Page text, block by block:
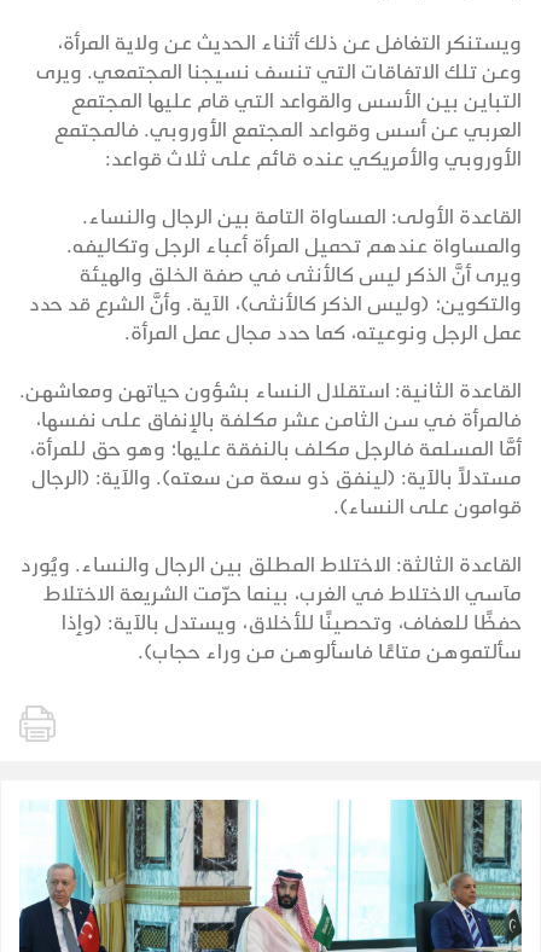
ويستنكر التغافل عن ذلك أثناء الحديث عن ولاية المرأة،
وعن تلك الاتفاقات التي تنسف نسيجنا المجتمعي. ويرى
التباين بين الأسس والقواعد التي قام عليها المجتمع
العربي عن أسس وقواعد المجتمع الأوروبي. فالمجتمع
الأوروبي والأمريكي عنده قائم على ثلاث قواعد:
القاعدة الأولى: المساواة التامة بين الرجال والنساء.
والمساواة عندهم تحميل المرأة أعباء الرجل وتكاليفه.
ويرى أنَّ الذكر ليس كالأنثى في صفة الخلق والهيئة
والتكوين؛ (وليس الذكر كالأنثى)، الآية. وأنَّ الشرع قد حدد
عمل الرجل ونوعيته، كما حدد مجال عمل المرأة.
القاعدة الثانية: استقلال النساء بشؤون حياتهن ومعاشهن.
فالمرأة في سن الثامن عشر مكلفة بالإنفاق على نفسها،
أمَّا المسلمة فالرجل مكلف بالنفقة عليها؛ وهو حق للمرأة،
مستدلاً بالآية: (لينفق ذو سعة من سعته). والآية: (الرجال
قوامون على النساء).
القاعدة الثالثة: الاختلاط المطلق بين الرجال والنساء. ويُورد
مآسي الاختلاط في الغرب، بينما حرّمت الشريعة الاختلاط
حفظًا للعفاف، وتحصينًا للأخلاق، ويستدل بالآية: (وإذا
سألتموهن متاعًا فاسألوهن من وراء حجاب).